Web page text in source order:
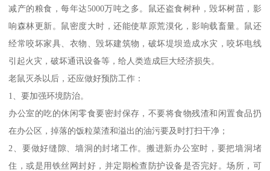
减产的粮食，每年达5000万吨之多。鼠还盗食树种，毁坏树苗，影
响森林更新。鼠密度大时，还能使草原荒漠化，影响载畜量。鼠还
经常咬坏家具、衣物、毁坏建筑物，破坏堤坝造成水灾，咬坏电线
引起火灾，破坏通讯设备等，给人类造成巨大经济损失。
老鼠灭杀以后，还应做好预防工作：
1、要加强环境防治。
办公室的吃的休闲零食要密封保存，不要将食物残渣和闲置食品扔
在办公区，掉落的饭粒菜渣和溢出的油污要及时打扫干净；
2、要做好缝隙、墙洞的封堵工作。搬进新办公室时，要把墙洞堵
住，或是用铁丝网封好，并定期检查防护设备是否完好。场所，可